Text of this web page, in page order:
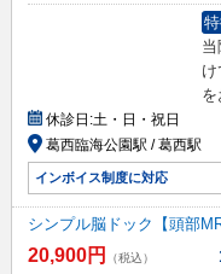
を
休診日:土・日・祝日
葛西臨海公園駅 / 葛西駅
インボイス制度に対応
シンプル脳ドック【頭部
20,900円 （税込）